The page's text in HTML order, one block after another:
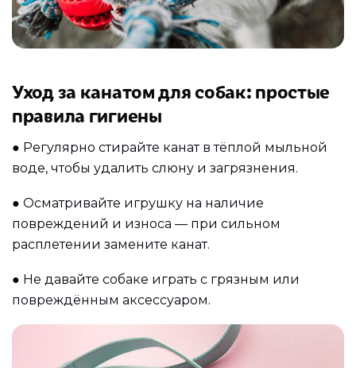
Уход за канатом для собак: простые
правила гигиены
● Регулярно стирайте канат в тёплой мыльной
воде, чтобы удалить слюну и загрязнения.
● Осматривайте игрушку на наличие
повреждений и износа — при сильном
расплетении замените канат.
● Не давайте собаке играть с грязным или
повреждённым аксессуаром.